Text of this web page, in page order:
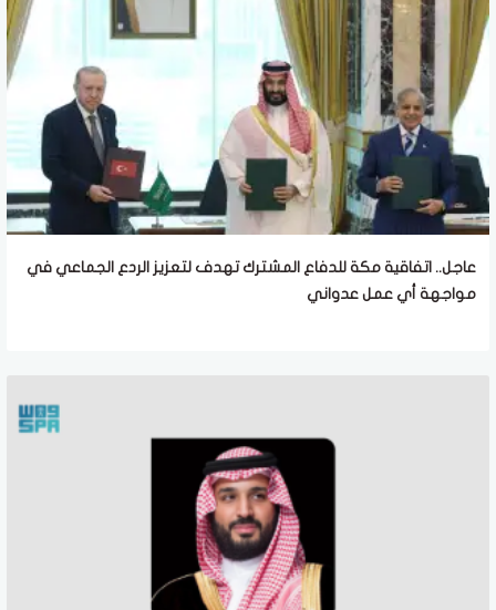
عاجل.. اتفاقية مكة للدفاع المشترك تهدف لتعزيز الردع الجماعي في
مواجهة أي عمل عدواني